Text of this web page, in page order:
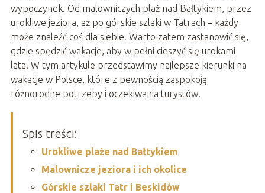
wypoczynek. Od malowniczych plaż nad Bałtykiem, przez
urokliwe jeziora, aż po górskie szlaki w Tatrach – każdy
może znaleźć coś dla siebie. Warto zatem zastanowić się,
gdzie spędzić wakacje, aby w pełni cieszyć się urokami
lata. W tym artykule przedstawimy najlepsze kierunki na
wakacje w Polsce, które z pewnością zaspokoją
różnorodne potrzeby i oczekiwania turystów.
Spis treści:
Urokliwe plaże nad Bałtykiem
Malownicze jeziora i ich okolice
Górskie szlaki Tatr i Beskidów